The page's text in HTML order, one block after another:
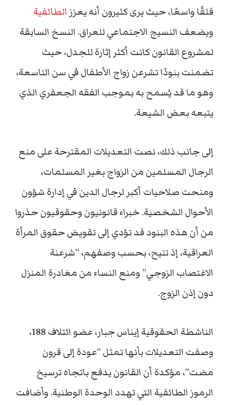
قلقًا واسعًا، حيث يرى كثيرون أنه يعزز الطائفية
ويضعف النسيج الاجتماعي للعراق. النسخ السابقة
لمشروع القانون كانت أكثر إثارة للجدل، حيث
تضمنت بنودًا تشرعن زواج الأطفال في سن التاسعة،
وهو ما قد يُسمح به بموجب الفقه الجعفري الذي
يتبعه بعض الشيعة.
إلى جانب ذلك، نصت التعديلات المقترحة على منع
الرجال المسلمين من الزواج بغير المسلمات،
ومنحت صلاحيات أكبر لرجال الدين في إدارة شؤون
الأحوال الشخصية. خبراء قانونيون وحقوقيون حذروا
من أن هذه البنود قد تؤدي إلى تقويض حقوق المرأة
العراقية، إذ تتيح، بحسب وصفهم، “شرعنة
الاغتصاب الزوجي” ومنع النساء من مغادرة المنزل
دون إذن الزوج.
الناشطة الحقوقية إيناس جبار، عضو ائتلاف 188،
وصفت التعديلات بأنها تمثل “عودة إلى قرون
مضت”، مؤكدة أن القانون يدفع باتجاه ترسيخ
الرموز الطائفية التي تهدد الوحدة الوطنية. وأضافت